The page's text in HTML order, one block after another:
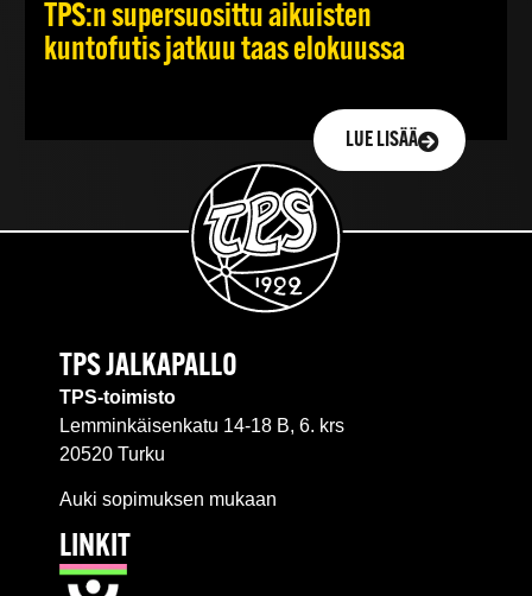
TPS:n supersuosittu aikuisten
kuntofutis jatkuu taas elokuussa
LUE LISÄÄ
TPS JALKAPALLO
TPS-toimisto
Lemminkäisenkatu 14-18 B, 6. krs
20520 Turku
Auki sopimuksen mukaan
LINKIT